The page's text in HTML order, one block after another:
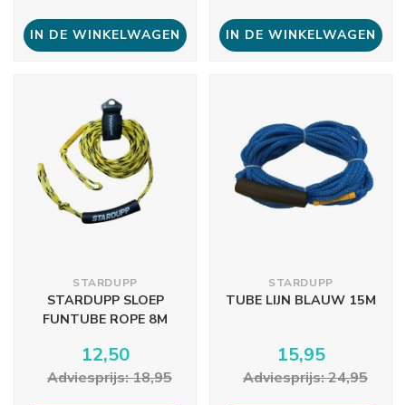
IN DE WINKELWAGEN IN DE WINKELWAGEN
STARDUPP
STARDUPP SLOEP
FUNTUBE ROPE 8M
12,50
Adviesprijs: 18,95
STARDUPP
TUBE LIJN BLAUW 15M
15,95
Adviesprijs: 24,95